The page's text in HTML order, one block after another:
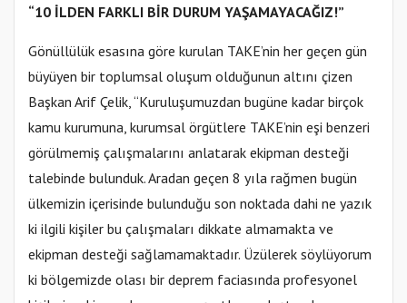
“10 İLDEN FARKLI BİR DURUM YAŞAMAYACAĞIZ!”
Gönüllülük esasına göre kurulan TAKE’nin her geçen gün
büyüyen bir toplumsal oluşum olduğunun altını çizen
Başkan Arif Çelik, “Kuruluşumuzdan bugüne kadar birçok
kamu kurumuna, kurumsal örgütlere TAKE’nin eşi benzeri
görülmemiş çalışmalarını anlatarak ekipman desteği
talebinde bulunduk. Aradan geçen 8 yıla rağmen bugün
ülkemizin içerisinde bulunduğu son noktada dahi ne yazık
ki ilgili kişiler bu çalışmaları dikkate almamakta ve
ekipman desteği sağlamamaktadır. Üzülerek söylüyorum
ki bölgemizde olası bir deprem faciasında profesyonel